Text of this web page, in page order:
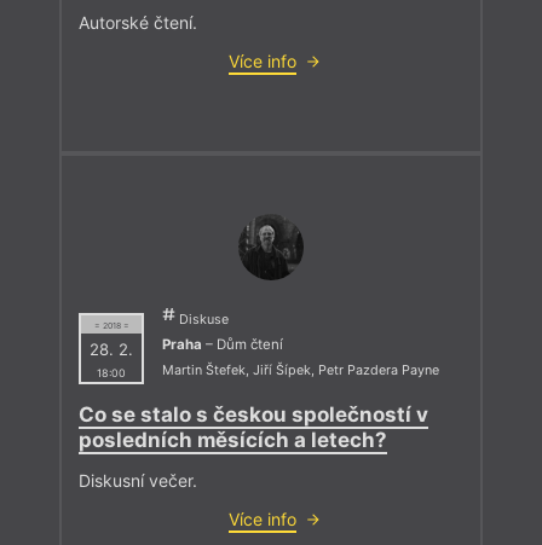
Autorské čtení.
Více info
= 2018 =
28. 2.
18:00
Diskuse
Praha – Dům čtení
Martin Štefek, Jiří Šípek, Petr Pazdera Payne
Co se stalo s českou společností v
posledních měsících a letech?
Diskusní večer.
Více info